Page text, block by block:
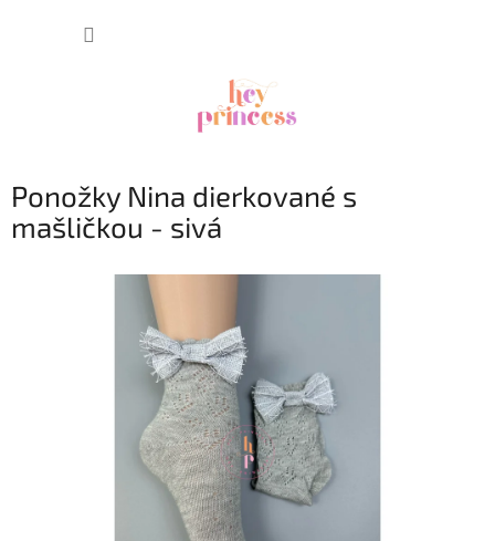
Ponožky Nina dierkované s
mašličkou - sivá